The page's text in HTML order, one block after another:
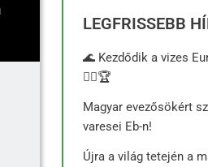
LEGFRISSEBB
🌊 Kezdődik a vizes
🏊‍♂️🏆
Magyar evezősökért
varesei Eb-n!
Újra a világ tetején a